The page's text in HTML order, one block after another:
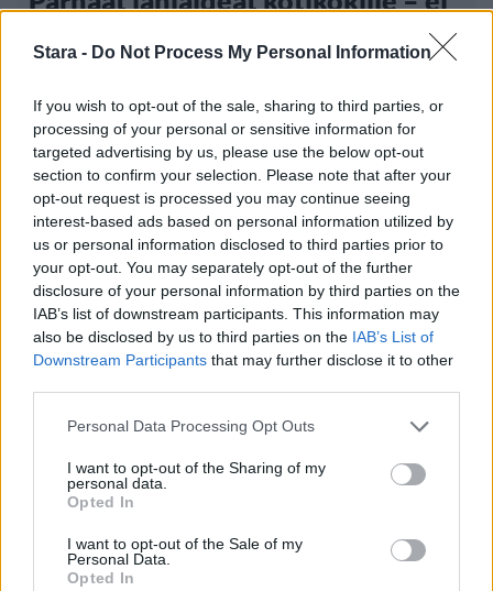
Stara - Do Not Process My Personal Information
If you wish to opt-out of the sale, sharing to third parties, or
processing of your personal or sensitive information for
targeted advertising by us, please use the below opt-out
section to confirm your selection. Please note that after your
opt-out request is processed you may continue seeing
interest-based ads based on personal information utilized by
us or personal information disclosed to third parties prior to
your opt-out. You may separately opt-out of the further
disclosure of your personal information by third parties on the
IAB’s list of downstream participants. This information may
also be disclosed by us to third parties on the IAB’s List of
Downstream Participants that may further disclose it to other
Personal Data Processing Opt Outs
I want to opt-out of the Sharing of my
personal data.
Opted In
I want to opt-out of the Sale of my
Personal Data.
Opted In
turhanpäiväistä krääsää
Ruoka Terveys
Inhoatko korianteria? Syy saattaa
olla geeneissäsi